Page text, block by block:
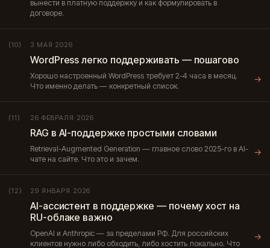
вынести в платную поддержку и как формулировать в
договоре.
(10) 3 МАЯ 2026
WordPress легко поддерживать — пошагово
Хорошо настроенный WordPress требует 2-4 часа в месяц.
Что именно делать — конкретный список.
→
(11) 26 ФЕВРАЛЯ 2026
RAG в AI-поддержке простыми словами
Retrieval-Augmented Generation — главное слово 2025-го в AI-
чате на сайте. Что это и зачем.
→
(12) 29 ЯНВАРЯ 2026
AI-ассистент в поддержке — почему хост на
RU-облаке важно
OpenAI и Anthropic — за пределами РФ. Для российских
клиентов нужно либо обходить, либо хостить локально. Что
→